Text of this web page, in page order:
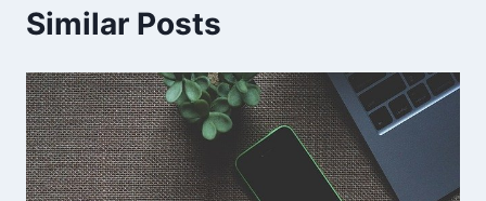
Similar Posts